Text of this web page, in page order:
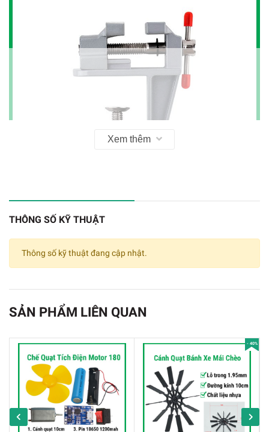
Ê Tô Kẹp Mạch
THÔNG SỐ KĨ THUẬT:
Độ mở rộng kẹp vào bàn: 3,5Cm
✔️Độ mở rộng kẹp Mạch điện tử : 3Cm
Khối Lượng Eto: 135g.
Xem thêm
THÔNG SỐ KỸ THUẬT
Thông số kỹ thuật đang cập nhật.
SẢN PHẨM LIÊN QUAN
- 40%